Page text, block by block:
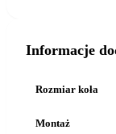
Informacje
Rozmiar koła
Montaż